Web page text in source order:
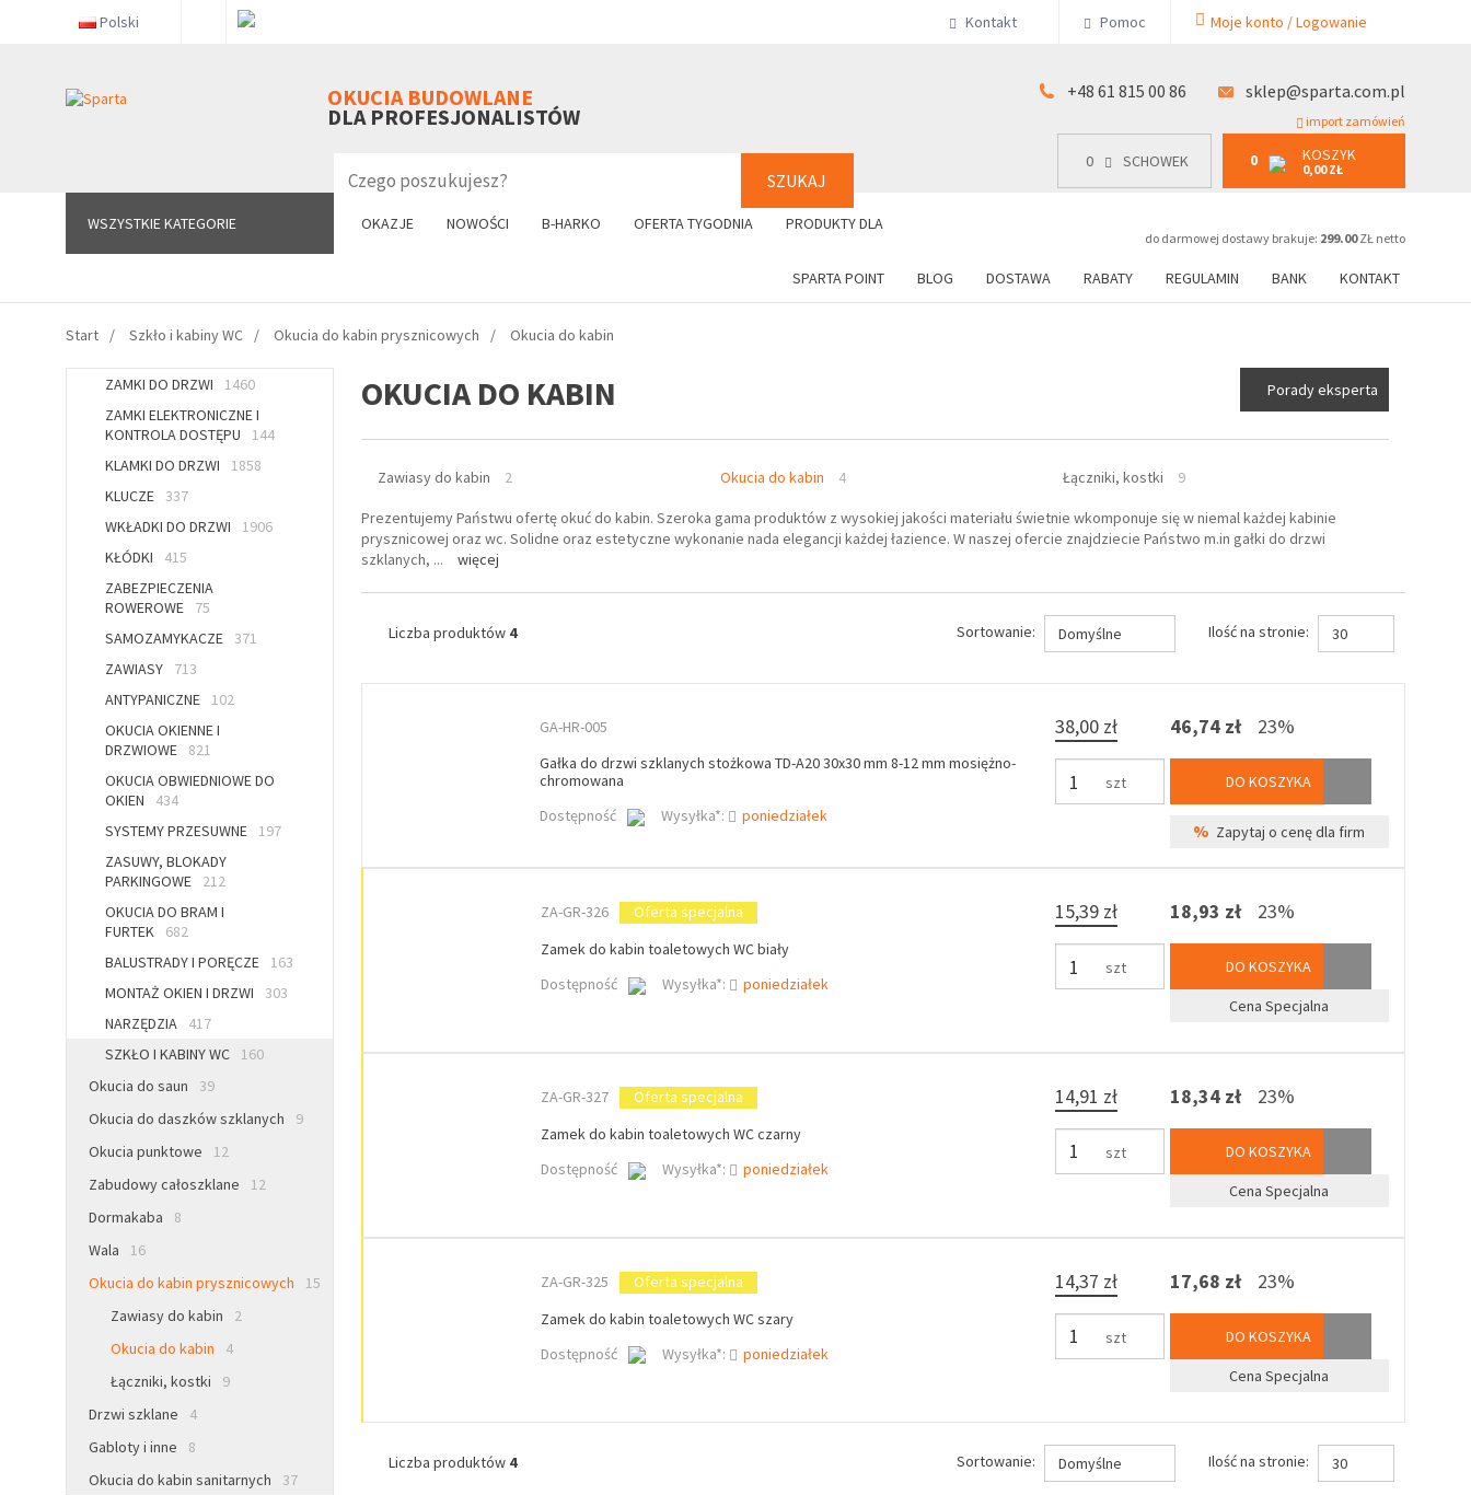
Polski Kontakt Pomoc Moje konto / Logowanie
OKUCIA BUDOWLANE
DLA PROFESJONALISTÓW
SZUKAJ
+48 61 815 00 86 sklep@sparta.com.pl
import zamówień
0 SCHOWEK 0 KOSZYK
0,00 ZŁ
do darmowej dostawy brakuje: 299.00ZŁ netto
WSZYSTKIE KATEGORIE OKAZJE NOWOŚCI B-HARKO OFERTA TYGODNIA PRODUKTY DLA
SPARTA POINT BLOG DOSTAWA RABATY REGULAMIN BANK KONTAKT
WSZYSTKIE KATEGORIE 0 SCHOWEK 0 KOSZYK
0,00 ZŁ
+48 61 815 00 86
Start Szkło i kabiny WC Okucia do kabin prysznicowych Okucia do kabin
ZAMKI DO DRZWI
1460
ZAMKI ELEKTRONICZNE I
KONTROLA DOSTĘPU
144
KLAMKI DO DRZWI
1858
KLUCZE
337
WKŁADKI DO DRZWI
1906
KŁÓDKI
415
ZABEZPIECZENIA
ROWEROWE
75
SAMOZAMYKACZE
371
ZAWIASY
713
ANTYPANICZNE
102
OKUCIA OKIENNE I
DRZWIOWE
821
OKUCIA OBWIEDNIOWE DO
OKIEN
434
SYSTEMY PRZESUWNE
197
ZASUWY, BLOKADY
PARKINGOWE
212
OKUCIA DO BRAM I
FURTEK
682
BALUSTRADY I PORĘCZE
163
MONTAŻ OKIEN I DRZWI
303
NARZĘDZIA
417
SZKŁO I KABINY WC
160
Okucia do saun
39
Okucia do daszków szklanych
9
Okucia punktowe
12
Zabudowy całoszklane
12
Dormakaba
8
Wala
16
Okucia do kabin prysznicowych
15
Zawiasy do kabin
2
Okucia do kabin
4
Łączniki, kostki
9
Drzwi szklane
4
Gabloty i inne
8
Okucia do kabin sanitarnych
37
OKUCIA DO KABIN Porady eksperta
Zawiasy do kabin 2 Okucia do kabin 4 Łączniki, kostki 9
Prezentujemy Państwu ofertę okuć do kabin. Szeroka gama produktów z wysokiej jakości materiału świetnie wkomponuje się w niemal każdej kabinie
prysznicowej oraz wc. Solidne oraz estetyczne wykonanie nada elegancji każdej łazience. W naszej ofercie znajdziecie Państwo m.in gałki do drzwi
szklanych, ... więcej
Liczba produktów 4 Sortowanie: Domyślne Ilość na stronie: 30
GA-HR-005
Gałka do drzwi szklanych stożkowa TD-A20 30x30 mm 8-12 mm mosiężno-
chromowana
Dostępność
Wysyłka*: poniedziałek
38,00 zł
szt
46,74 zł 23%
DO KOSZYKA
% Zapytaj o cenę dla firm
ZA-GR-326
Oferta specjalna
Zamek do kabin toaletowych WC biały
Dostępność
Wysyłka*: poniedziałek
15,39 zł
szt
18,93 zł 23%
DO KOSZYKA
Cena Specjalna
ZA-GR-327
Oferta specjalna
Zamek do kabin toaletowych WC czarny
Dostępność
Wysyłka*: poniedziałek
14,91 zł
szt
18,34 zł 23%
DO KOSZYKA
Cena Specjalna
ZA-GR-325
Oferta specjalna
Zamek do kabin toaletowych WC szary
Dostępność
Wysyłka*: poniedziałek
14,37 zł
szt
17,68 zł 23%
DO KOSZYKA
Cena Specjalna
Liczba produktów 4 Sortowanie: Domyślne Ilość na stronie: 30